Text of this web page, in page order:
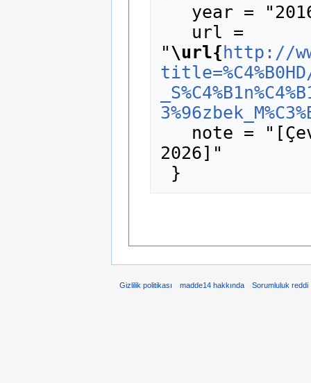
"\url{ http://
2026]"
Gizlilik politikası madde14 hakkında Sorumluluk reddi